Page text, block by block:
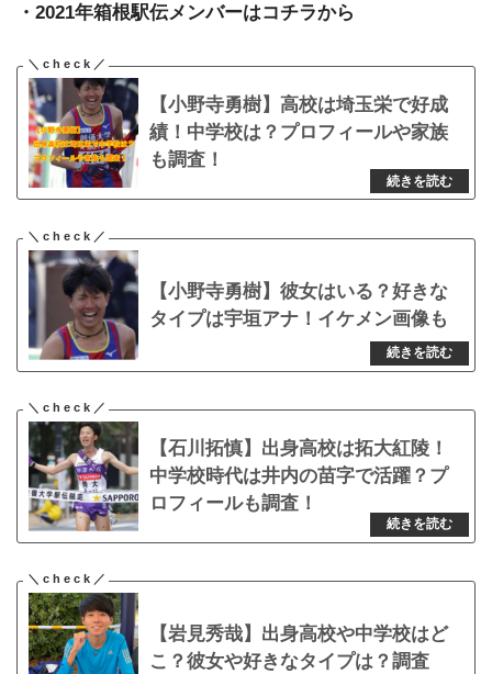
・2021年箱根駅伝メンバーはコチラから
【小野寺勇樹】高校は埼玉栄で好成
績！中学校は？プロフィールや家族
も調査！
【小野寺勇樹】彼女はいる？好きな
タイプは宇垣アナ！イケメン画像も
【石川拓慎】出身高校は拓大紅陵！
中学校時代は井内の苗字で活躍？プ
ロフィールも調査！
【岩見秀哉】出身高校や中学校はど
こ？彼女や好きなタイプは？調査